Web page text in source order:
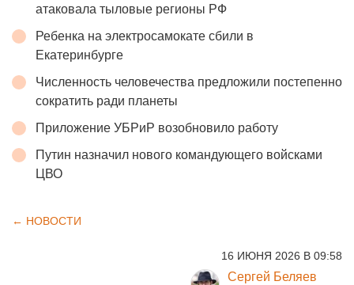
атаковала тыловые регионы РФ
Ребенка на электросамокате сбили в
Екатеринбурге
Численность человечества предложили постепенно
сократить ради планеты
Приложение УБРиР возобновило работу
Путин назначил нового командующего войсками
ЦВО
← НОВОСТИ
16 ИЮНЯ 2026 В 09:58
Сергей Беляев